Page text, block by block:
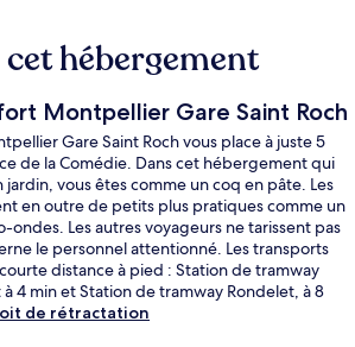
hébergement
Montpellier Gare Saint Roch
Gare Saint Roch vous place à juste 5
de la Comédie. Dans cet hébergement qui
vous êtes comme un coq en pâte. Les
en outre de petits plus pratiques comme un
Les autres voyageurs ne tarissent pas
le personnel attentionné. Les transports
distance à pied : Station de tramway
4 min et Station de tramway Rondelet, à 8
de rétractation